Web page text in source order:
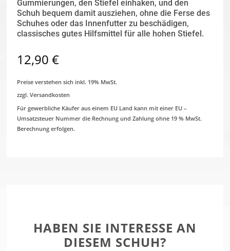
Gummierungen, den Stiefel einhaken, und den
Schuh bequem damit ausziehen, ohne die Ferse des
Schuhes oder das Innenfutter zu beschädigen,
classisches gutes Hilfsmittel für alle hohen Stiefel.
12,90€
Preise verstehen sich inkl. 19% MwSt.
zzgl. Versandkosten
Für gewerbliche Käufer aus einem EU Land kann mit einer EU –
Umsatzsteuer Nummer die Rechnung und Zahlung ohne 19 % MwSt.
Berechnung erfolgen.
HABEN SIE INTERESSE AN
DIESEM SCHUH?